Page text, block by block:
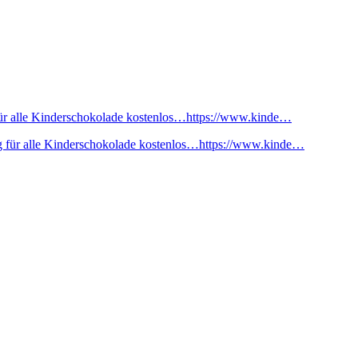
alle Kinderschokolade kostenlos…https://www.kinde…
für alle Kinderschokolade kostenlos…https://www.kinde…